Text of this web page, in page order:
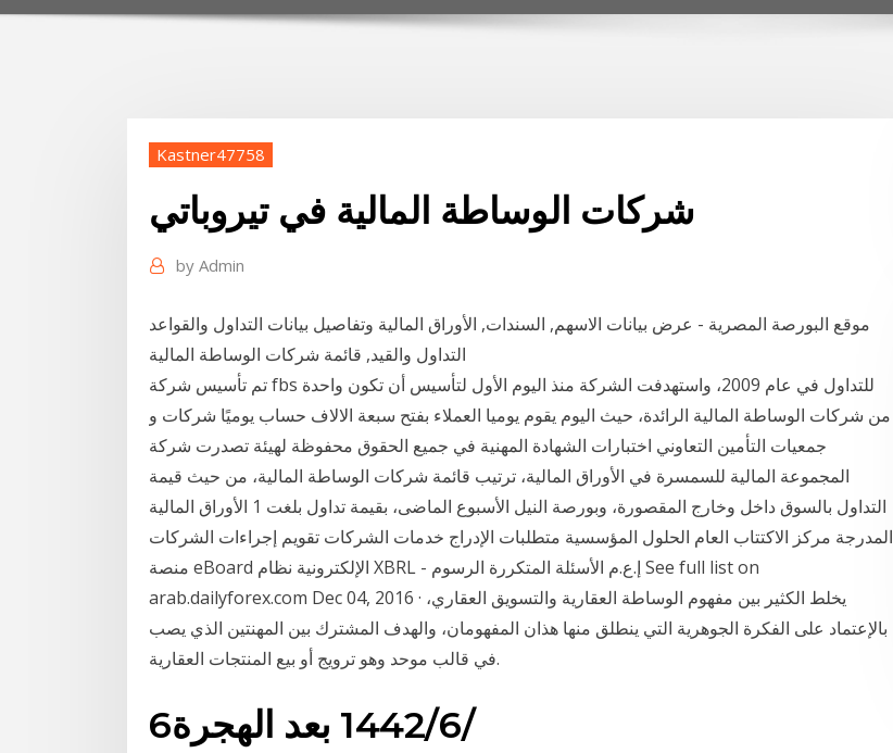
Kastner47758
شركات الوساطة المالية في تيروباتي
by Admin
موقع البورصة المصرية - عرض بيانات الاسهم, السندات, الأوراق المالية وتفاصيل بيانات التداول والقواعد
التداول والقيد, قائمة شركات الوساطة المالیة
تم تأسيس شركة fbs للتداول في عام 2009، واستهدفت الشركة منذ اليوم الأول لتأسيس أن تكون واحدة
من شركات الوساطة المالية الرائدة، حيث اليوم يقوم يوميا العملاء بفتح سبعة الالاف حساب يوميًا شركات و
جمعيات التأمين التعاوني اختبارات الشهادة المهنية في جميع الحقوق محفوظة لهيئة تصدرت شركة
المجموعة المالية للسمسرة في الأوراق المالية، ترتيب قائمة شركات الوساطة المالية، من حيث قيمة
التداول بالسوق داخل وخارج المقصورة، وبورصة النيل الأسبوع الماضى، بقيمة تداول بلغت 1 الأوراق المالية
المدرجة مركز الاكتتاب العام الحلول المؤسسية متطلبات الإدراج خدمات الشركات تقويم إجراءات الشركات
منصة eBoard الإلكترونية نظام XBRL - إ.ع.م الأسئلة المتكررة الرسوم See full list on
arab.dailyforex.com Dec 04, 2016 · يخلط الكثير بين مفهوم الوساطة العقارية والتسويق العقاري،
بالإعتماد على الفكرة الجوهرية التي ينطلق منها هذان المفهومان، والهدف المشترك بين المهنتين الذي يصب
في قالب موحد وهو ترويج أو بيع المنتجات العقارية.
6‏‏/6‏‏/1442 بعد الهجرة